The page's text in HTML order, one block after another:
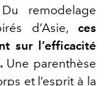
remodelage
d’Asie, ces
sur l’efficacité
Une parenthèse
et l’esprit à la